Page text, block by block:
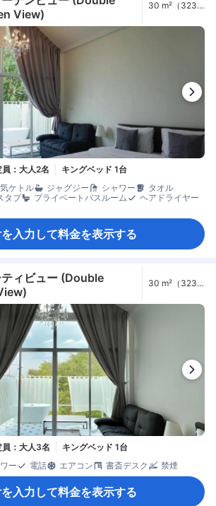
View)
30 m²（323
員：大人2名
キングベッド 1台
ケトル ジャグジー シャワー
タオル
タブ プライベートバスルーム
ヘアドライヤー
入力して料金を表示する
ィビュー (Double
30 m²（323
員：大人3名
キングベッド 1台
ー 電話 エアコン 書斎デスク 禁煙
入力して料金を表示する